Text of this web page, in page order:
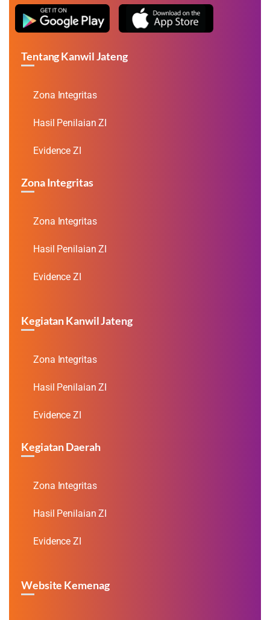
Tentang Kanwil Jateng
Zona Integritas
Hasil Penilaian ZI
Evidence ZI
Zona Integritas
Zona Integritas
Hasil Penilaian ZI
Evidence ZI
Kegiatan Kanwil Jateng
Zona Integritas
Hasil Penilaian ZI
Evidence ZI
Kegiatan Daerah
Zona Integritas
Hasil Penilaian ZI
Evidence ZI
Website Kemenag